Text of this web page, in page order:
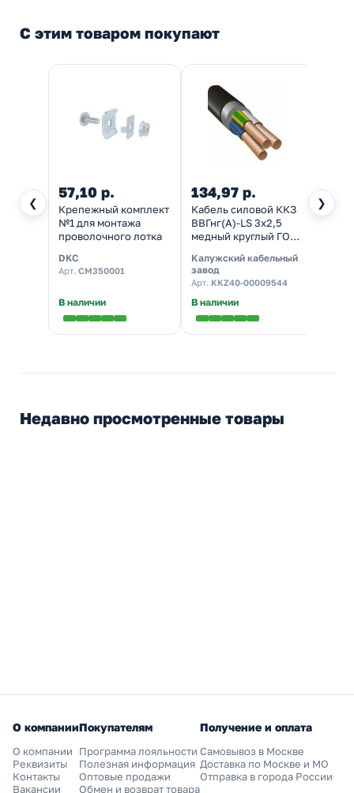
С этим товаром покупают
❮ ❯
57,10 р.
Крепежный комплект
№1 для монтажа
проволочного лотка
DKC
Арт. CM350001
В наличии
134,97 р.
Кабель силовой ККЗ
ВВГнг(А)-LS 3х2,5
медный круглый ГОСТ
Калужский кабельный
завод
Арт. KKZ40-00009544
В наличии
Недавно просмотренные товары
О компании
О компании
Реквизиты
Контакты
Вакансии
Покупателям
Программа лояльности
Полезная информация
Оптовые продажи
Обмен и возврат товара
Получение и оплата
Самовывоз в Москве
Доставка по Москве и МО
Отправка в города России